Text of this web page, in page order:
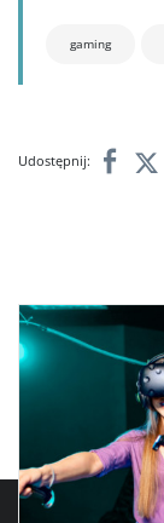
gaming
Udostępnij: